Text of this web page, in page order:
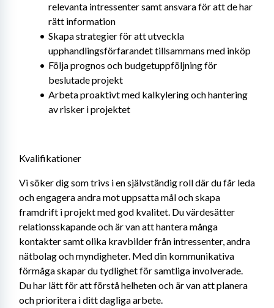
relevanta intressenter samt ansvara för att de har
rätt information
Skapa strategier för att utveckla
upphandlingsförfarandet tillsammans med inköp
Följa prognos och budgetuppföljning för
beslutade projekt
Arbeta proaktivt med kalkylering och hantering
av risker i projektet
Kvalifikationer
Vi söker dig som trivs i en självständig roll där du får leda
och engagera andra mot uppsatta mål och skapa
framdrift i projekt med god kvalitet. Du värdesätter
relationsskapande och är van att hantera många
kontakter samt olika kravbilder från intressenter, andra
nätbolag och myndigheter. Med din kommunikativa
förmåga skapar du tydlighet för samtliga involverade.
Du har lätt för att förstå helheten och är van att planera
och prioritera i ditt dagliga arbete.